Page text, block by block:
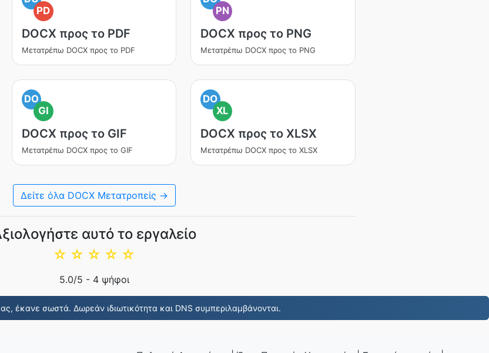
PD
DOCX προς το PDF
Μετατρέπω DOCX προς το PDF
PN
DOCX προς το PNG
Μετατρέπω DOCX προς το PNG
DO
GI
DOCX προς το GIF
Μετατρέπω DOCX προς το GIF
DO
XL
DOCX προς το XLSX
Μετατρέπω DOCX προς το XLSX
Δείτε όλα DOCX Μετατροπείς →
αυτό το εργαλείο
☆
☆
☆
☆
☆
5.0/5 - 4ψήφοι
έκανε σωστά. Δωρεάν ιδιωτικότητα και DNS συμπεριλαμβάνονται.